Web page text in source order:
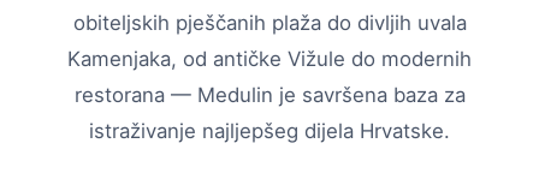
obiteljskih pješčanih plaža do divljih uvala
Kamenjaka, od antičke Vižule do modernih
restorana — Medulin je savršena baza za
istraživanje najljepšeg dijela Hrvatske.